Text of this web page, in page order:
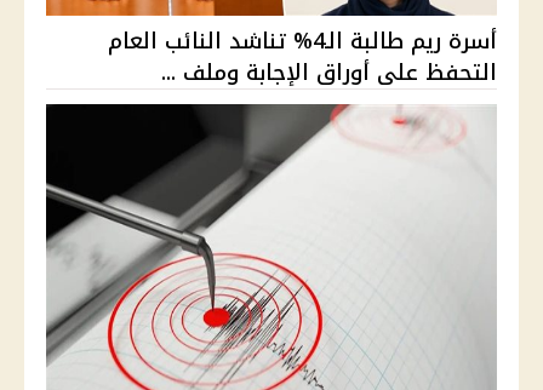
أسرة ريم طالبة الـ4% تناشد النائب العام
التحفظ على أوراق الإجابة وملف ...